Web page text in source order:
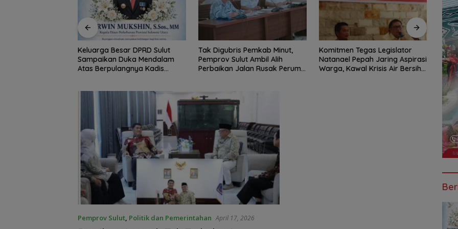
Tak Digubris Pemkab Minut,
Pemprov Sulut Ambil Alih
Perbaikan Jalan Rusak Perum
Komitmen Tegas Legislator
Natanael Pepah Jaring Aspirasi
Warga, Kawal Krisis Air Bersih
BSG Kejar Target Modal Inti,
Posisi Pertengahan 2026
Tercatat Rp1,6 Triliun
Pemprov Sulut, Politik dan Pemerintahan April 17, 2026